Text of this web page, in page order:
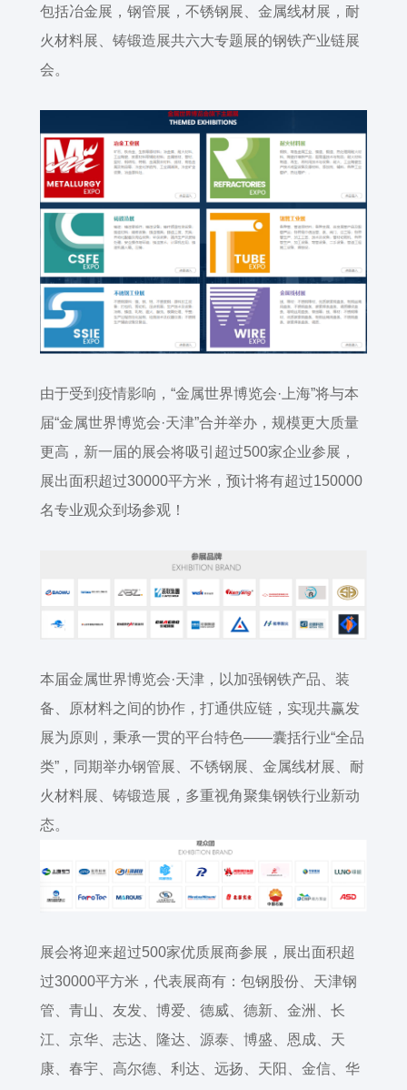
包括冶金展，钢管展，不锈钢展、金属线材展，耐
火材料展、铸锻造展共六大专题展的钢铁产业链展
会。
由于受到疫情影响，“金属世界博览会·上海”将与本
届“金属世界博览会·天津”合并举办，规模更大质量
更高，新一届的展会将吸引超过500家企业参展，
展出面积超过30000平方米，预计将有超过150000
名专业观众到场参观！
本届金属世界博览会·天津，以加强钢铁产品、装
备、原材料之间的协作，打通供应链，实现共赢发
展为原则，秉承一贯的平台特色——囊括行业“全品
类”，同期举办钢管展、不锈钢展、金属线材展、耐
火材料展、铸锻造展，多重视角聚集钢铁行业新动
态。
展会将迎来超过500家优质展商参展，展出面积超
过30000平方米，代表展商有：包钢股份、天津钢
管、青山、友发、博爱、德威、德新、金洲、长
江、京华、志达、隆达、源泰、博盛、恩成、天
康、春宇、高尔德、利达、远扬、天阳、金信、华